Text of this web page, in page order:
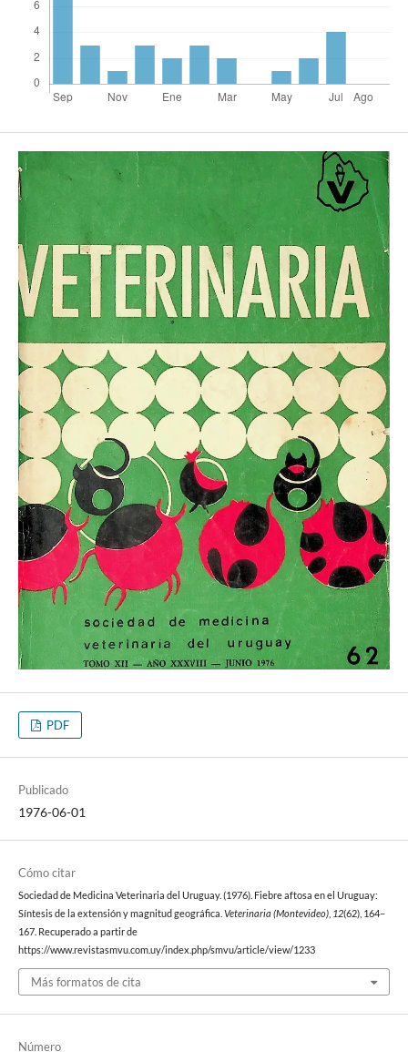
PDF
Publicado
1976-06-01
Cómo citar
Sociedad de Medicina Veterinaria del Uruguay. (1976). Fiebre aftosa en el Uruguay:
Síntesis de la extensión y magnitud geográfica. Veterinaria (Montevideo), 12(62), 164–
167. Recuperado a partir de
https://www.revistasmvu.com.uy/index.php/smvu/article/view/1233
Más formatos de cita
Número